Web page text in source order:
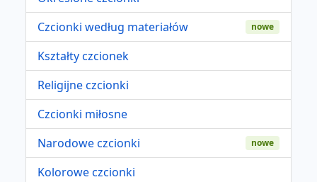
Czcionki według materiałów
nowe
Kształty czcionek
Religijne czcionki
Czcionki miłosne
Narodowe czcionki
nowe
Kolorowe czcionki